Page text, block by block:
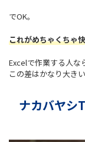
でOK。
これがめちゃくちゃ
Excelで作業する人な
この差はかなり大き
ナカバヤシ